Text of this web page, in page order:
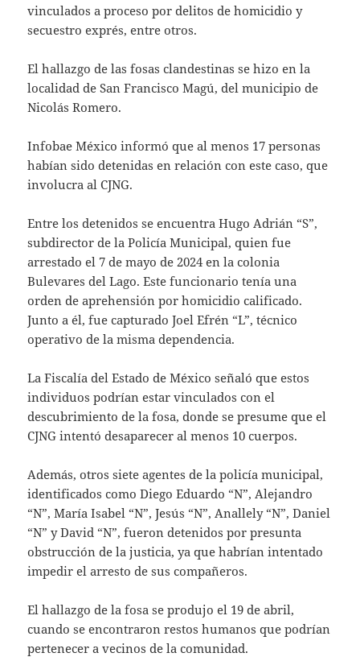
vinculados a proceso por delitos de homicidio y
secuestro exprés, entre otros.
El hallazgo de las fosas clandestinas se hizo en la
localidad de San Francisco Magú, del municipio de
Nicolás Romero.
Infobae México informó que al menos 17 personas
habían sido detenidas en relación con este caso, que
involucra al CJNG.
Entre los detenidos se encuentra Hugo Adrián “S”,
subdirector de la Policía Municipal, quien fue
arrestado el 7 de mayo de 2024 en la colonia
Bulevares del Lago. Este funcionario tenía una
orden de aprehensión por homicidio calificado.
Junto a él, fue capturado Joel Efrén “L”, técnico
operativo de la misma dependencia.
La Fiscalía del Estado de México señaló que estos
individuos podrían estar vinculados con el
descubrimiento de la fosa, donde se presume que el
CJNG intentó desaparecer al menos 10 cuerpos.
Además, otros siete agentes de la policía municipal,
identificados como Diego Eduardo “N”, Alejandro
“N”, María Isabel “N”, Jesús “N”, Anallely “N”, Daniel
“N” y David “N”, fueron detenidos por presunta
obstrucción de la justicia, ya que habrían intentado
impedir el arresto de sus compañeros.
El hallazgo de la fosa se produjo el 19 de abril,
cuando se encontraron restos humanos que podrían
pertenecer a vecinos de la comunidad.